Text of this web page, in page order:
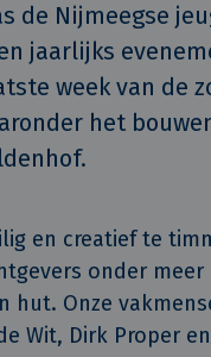
de Nijmeegse
jaarlijks
week van de
het
en creatief te
onder
hut. Onze
Wit, Dirk Proper